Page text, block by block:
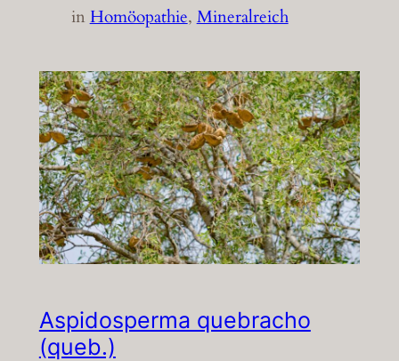
inHomöopathie, Mineralreich
Aspidosperma quebracho
(queb.)